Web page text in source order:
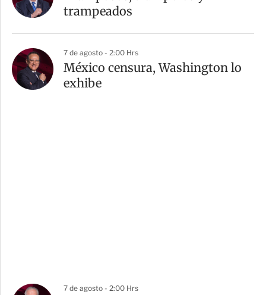
trampeados
7 de agosto - 2:00 Hrs
México censura, Washington lo
exhibe
7 de agosto - 2:00 Hrs